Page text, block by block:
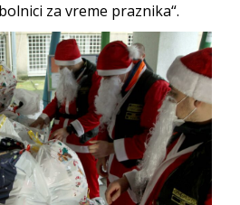
za vreme praznika“.